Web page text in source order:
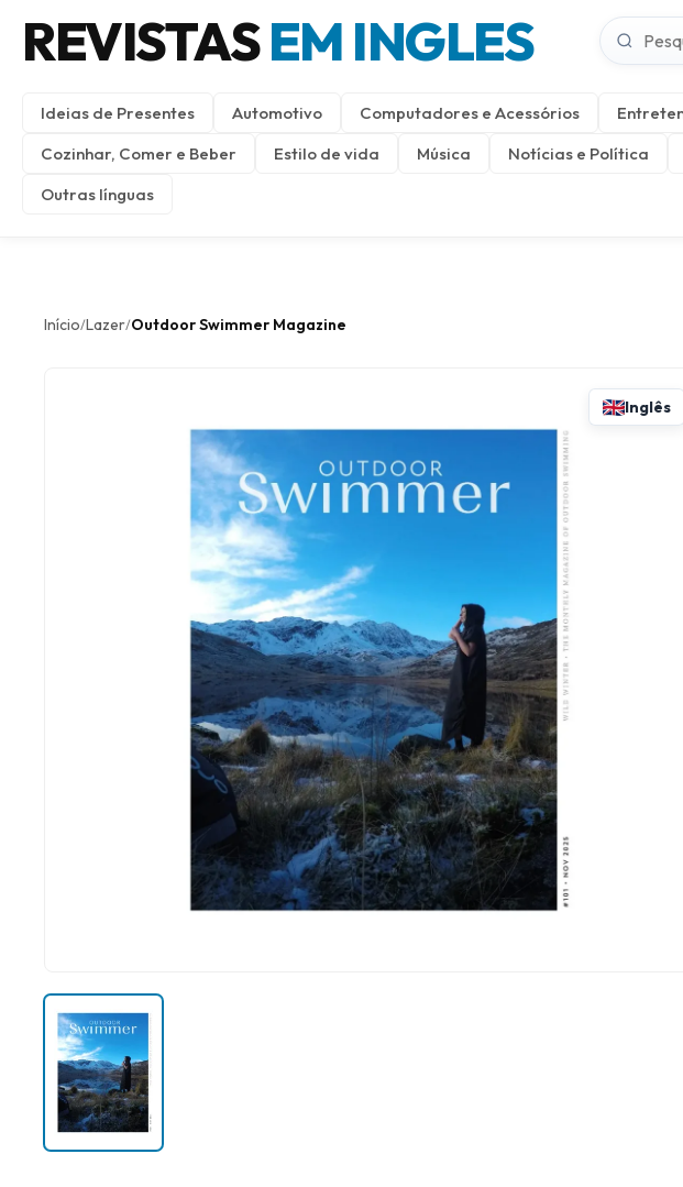
REVISTASEM INGLES
Ideias de Presentes Automotivo Computadores e Acessórios
Cozinhar, Comer e Beber
Estilo de vida Música Notícias e Política
Outras línguas
Início/Lazer/Outdoor Swimmer Magazine
Inglês